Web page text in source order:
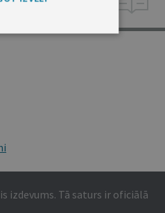
izdevums. Tā saturs ir oficiālā